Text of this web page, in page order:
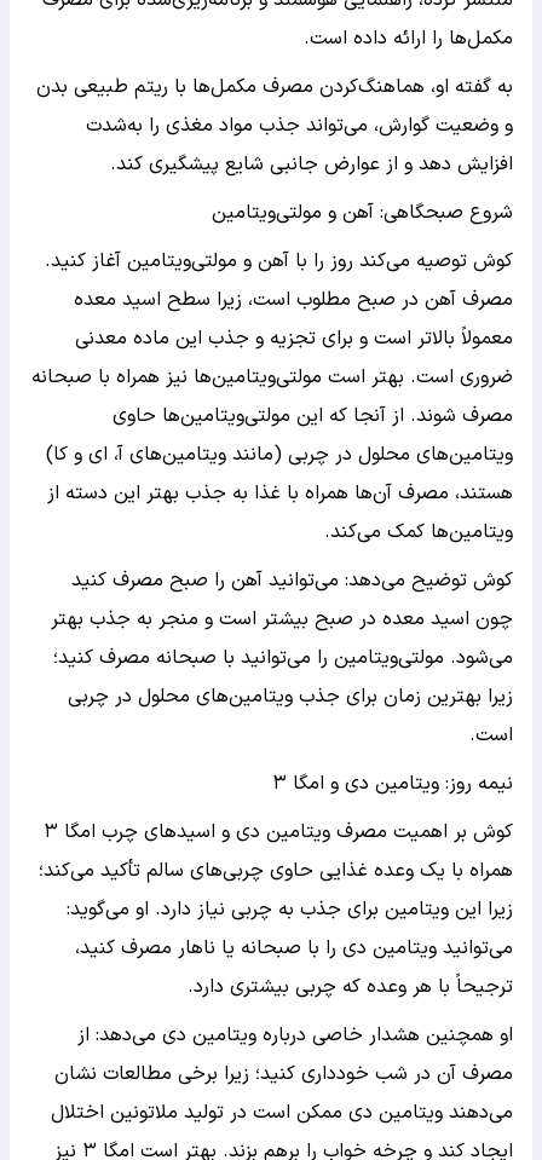
مکمل‌ها را ارائه داده است.
به گفته او، هماهنگ‌کردن مصرف مکمل‌ها با ریتم طبیعی بدن
و وضعیت گوارش، می‌تواند جذب مواد مغذی را به‌شدت
افزایش دهد و از عوارض جانبی شایع پیشگیری کند.
شروع صبحگاهی: آهن و مولتی‌ویتامین
کوش توصیه می‌کند روز را با آهن و مولتی‌ویتامین آغاز کنید.
مصرف آهن در صبح مطلوب است، زیرا سطح اسید معده
معمولاً بالاتر است و برای تجزیه و جذب این ماده معدنی
ضروری است. بهتر است مولتی‌ویتامین‌ها نیز همراه با صبحانه
مصرف شوند. از آنجا که این مولتی‌ویتامین‌ها حاوی
ویتامین‌های محلول در چربی (مانند ویتامین‌های آ، ای و کا)
هستند، مصرف آن‌ها همراه با غذا به جذب بهتر این دسته از
ویتامین‌ها کمک می‌کند.
کوش توضیح می‌دهد: می‌توانید آهن را صبح مصرف کنید
چون اسید معده در صبح بیشتر است و منجر به جذب بهتر
می‌شود. مولتی‌ویتامین را می‌توانید با صبحانه مصرف کنید؛
زیرا بهترین زمان برای جذب ویتامین‌های محلول در چربی
است.
نیمه روز: ویتامین دی و امگا ۳
کوش بر اهمیت مصرف ویتامین دی و اسیدهای چرب امگا ۳
همراه با یک وعده غذایی حاوی چربی‌های سالم تأکید می‌کند؛
زیرا این ویتامین برای جذب به چربی نیاز دارد. او می‌گوید:
می‌توانید ویتامین دی را با صبحانه یا ناهار مصرف کنید،
ترجیحاً با هر وعده که چربی بیشتری دارد.
او همچنین هشدار خاصی درباره ویتامین دی می‌دهد: از
مصرف آن در شب خودداری کنید؛ زیرا برخی مطالعات نشان
می‌دهند ویتامین دی ممکن است در تولید ملاتونین اختلال
ایجاد کند و چرخه خواب را برهم بزند. بهتر است امگا ۳ نیز